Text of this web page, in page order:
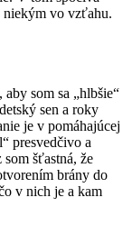
niekým vo vzťahu.
som sa „hlbšie“
sen a roky
je v pomáhajúcej
presvedčivo a
šťastná, že
brány do
v nich je a kam